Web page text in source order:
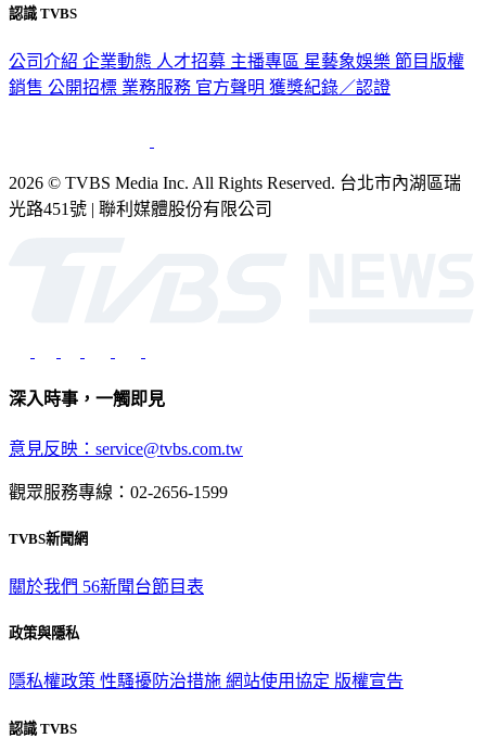
認識 TVBS
公司介紹 企業動態 人才招募 主播專區 星藝象娛樂 節目版權
銷售 公開招標 業務服務 官方聲明 獲獎紀錄／認證
2026 © TVBS Media Inc. All Rights Reserved. 台北市內湖區瑞
光路451號 | 聯利媒體股份有限公司
深入時事，一觸即見
意見反映：service@tvbs.com.tw
觀眾服務專線：02-2656-1599
TVBS新聞網
關於我們 56新聞台節目表
政策與隱私
隱私權政策 性騷擾防治措施 網站使用協定 版權宣告
認識 TVBS